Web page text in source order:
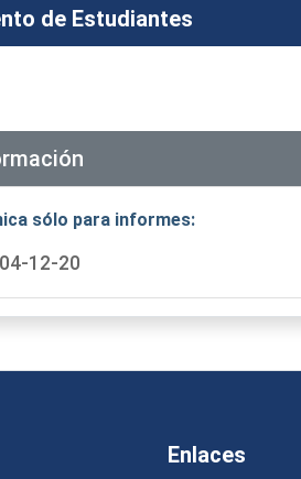
de Estudiantes
sólo para informes:
12-20
Enlaces